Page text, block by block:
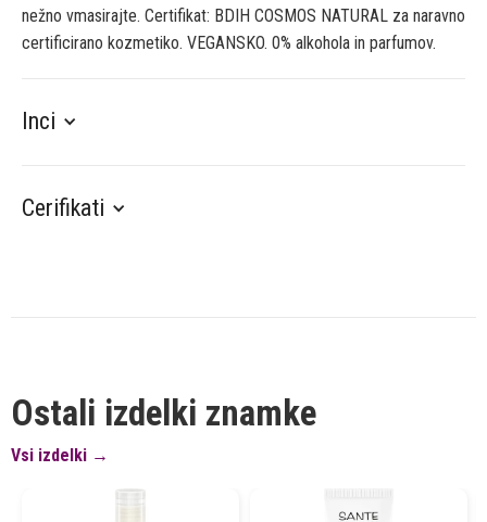
nežno vmasirajte. Certifikat: BDIH COSMOS NATURAL za naravno
certificirano kozmetiko. VEGANSKO. 0% alkohola in parfumov.
Inci
Cerifikati
Ostali izdelki znamke
Vsi izdelki →